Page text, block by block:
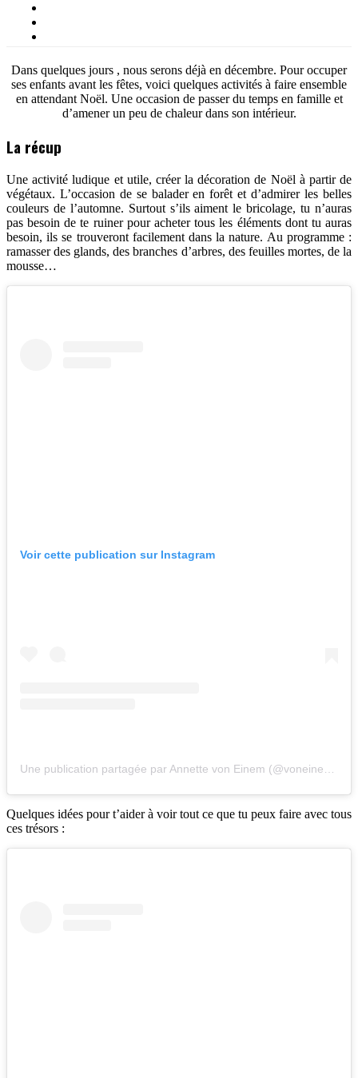
Dans quelques jours , nous serons déjà en décembre. Pour occuper
ses enfants avant les fêtes, voici quelques activités à faire ensemble
en attendant Noël. Une occasion de passer du temps en famille et
d’amener un peu de chaleur dans son intérieur.
La récup
Une activité ludique et utile, créer la décoration de Noël à partir de
végétaux. L’occasion de se balader en forêt et d’admirer les belles
couleurs de l’automne. Surtout s’ils aiment le bricolage, tu n’auras
pas besoin de te ruiner pour acheter tous les éléments dont tu auras
besoin, ils se trouveront facilement dans la nature. Au programme :
ramasser des glands, des branches d’arbres, des feuilles mortes, de la
mousse…
Voir cette publication sur Instagram
Quelques idées pour t’aider à voir tout ce que tu peux faire avec tous
ces trésors :